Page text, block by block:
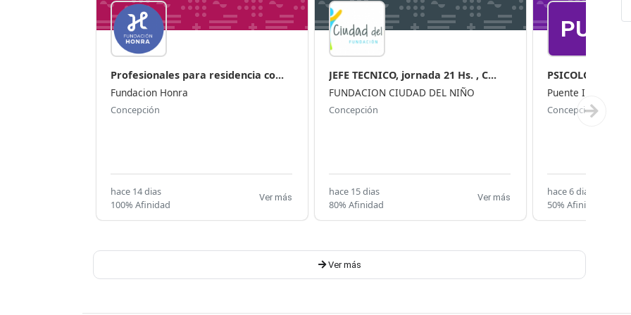
Profesionales para residencia co...
Fundacion Honra
Concepción
hace 14 dias
100% Afinidad
Ver más
JEFE TECNICO, jornada 21 Hs. , C...
FUNDACION CIUDAD DEL NIÑO
Concepción
hace 15 dias
80% Afinidad
Ver más
PU
PSICOLOGO
Puente Inglés
Concepción
hace 6 dias
50% Afinidad
Ver más